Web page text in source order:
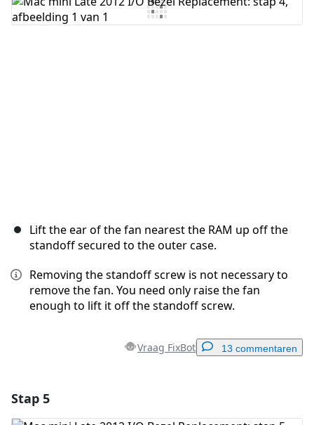
Voeg opmerking toe
Lift the ear of the fan nearest the RAM up off the
standoff secured to the outer case.
Removing the standoff screw is not necessary to
remove the fan. You need only raise the fan
enough to lift it off the standoff screw.
Vraag FixBot 13 commentaren
Stap 5